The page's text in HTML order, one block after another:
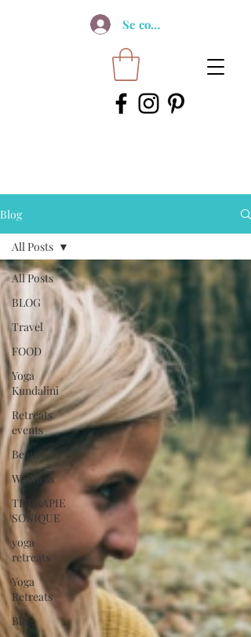
Se connecter
Blog
All Posts
BLOG
Travel
FOOD
Yoga
Kundalini
Retreats
events
Beauty
Wellness
THERAPIE
SONIQUE
yoga
retreats
Yoga
Retreats
Blog
All Posts